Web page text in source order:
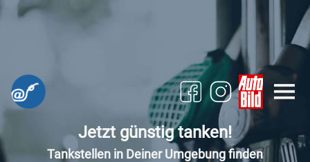
Jetzt günstig tanken!
Tankstellen in Deiner Umgebung finden